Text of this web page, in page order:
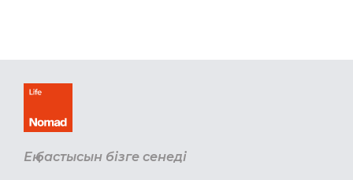
Ең бастысын бізге сенеді